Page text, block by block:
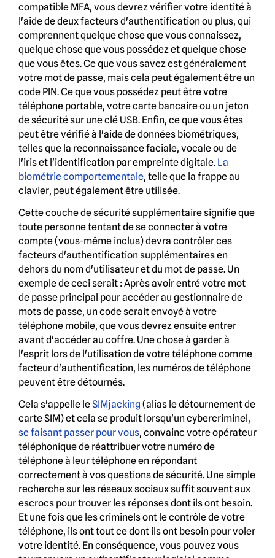
compatible MFA, vous devrez vérifier votre identité à
l'aide de deux facteurs d'authentification ou plus, qui
comprennent quelque chose que vous connaissez,
quelque chose que vous possédez et quelque chose
que vous êtes. Ce que vous savez est généralement
votre mot de passe, mais cela peut également être un
code PIN. Ce que vous possédez peut être votre
téléphone portable, votre carte bancaire ou un jeton
de sécurité sur une clé USB. Enfin, ce que vous êtes
peut être vérifié à l'aide de données biométriques,
telles que la reconnaissance faciale, vocale ou de
l'iris et l'identification par empreinte digitale. La
biométrie comportementale, telle que la frappe au
clavier, peut également être utilisée.
Cette couche de sécurité supplémentaire signifie que
toute personne tentant de se connecter à votre
compte (vous-même inclus) devra contrôler ces
facteurs d'authentification supplémentaires en
dehors du nom d'utilisateur et du mot de passe. Un
exemple de ceci serait : Après avoir entré votre mot
de passe principal pour accéder au gestionnaire de
mots de passe, un code serait envoyé à votre
téléphone mobile, que vous devrez ensuite entrer
avant d'accéder au coffre. Une chose à garder à
l'esprit lors de l'utilisation de votre téléphone comme
facteur d'authentification, les numéros de téléphone
peuvent être détournés.
Cela s'appelle leSIMjacking (alias le détournement de
carte SIM) et cela se produit lorsqu'un cybercriminel,
se faisant passer pour vous, convainc votre opérateur
téléphonique de réattribuer votre numéro de
téléphone à leur téléphone en répondant
correctement à vos questions de sécurité. Une simple
recherche sur les réseaux sociaux suffit souvent aux
escrocs pour trouver les réponses dont ils ont besoin.
Et une fois que les criminels ont le contrôle de votre
téléphone, ils ont tout ce dont ils ont besoin pour voler
votre identité. En conséquence, vous pouvez vous